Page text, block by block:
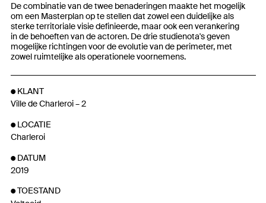
De combinatie van de twee benaderingen maakte het mogelijk
om een Masterplan op te stellen dat zowel een duidelijke als
sterke territoriale visie definieerde, maar ook een verankering
in de behoeften van de actoren. De drie studienota's geven
mogelijke richtingen voor de evolutie van de perimeter, met
zowel ruimtelijke als operationele voornemens.
KLANT
Ville de Charleroi – 2
LOCATIE
Charleroi
DATUM
2019
TOESTAND